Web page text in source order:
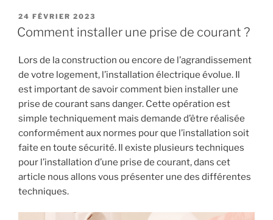
POSTED
ON
24 FÉVRIER 2023
Comment installer une prise de courant ?
Lors de la construction ou encore de l’agrandissement
de votre logement, l’installation électrique évolue. Il
est important de savoir comment bien installer une
prise de courant sans danger. Cette opération est
simple techniquement mais demande d’être réalisée
conformément aux normes pour que l’installation soit
faite en toute sécurité. Il existe plusieurs techniques
pour l’installation d’une prise de courant, dans cet
article nous allons vous présenter une des différentes
techniques.